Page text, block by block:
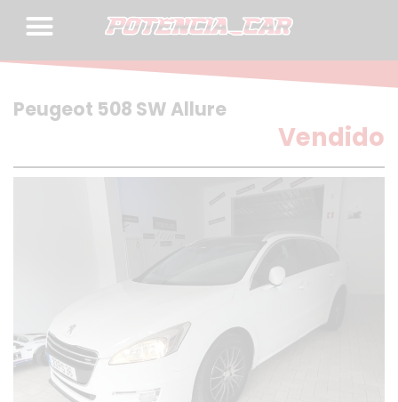
Peugeot 508 SW Allure
Vendido